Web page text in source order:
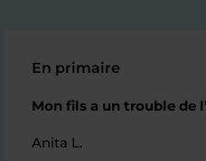
En primaire
Mon fils a un trouble de
Anita L.